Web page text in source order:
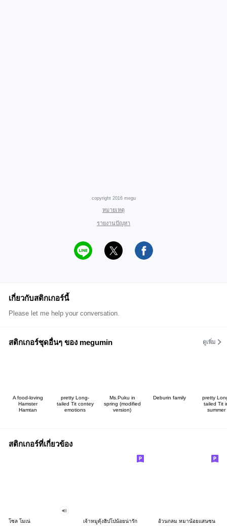
copyright 2016 megu
หมายเหตุ
รายงานปัญหา
เกี่ยวกับสติกเกอร์นี้
Please let me help your conversation.
สติกเกอร์ชุดอื่นๆ ของ megumin ดูเพิ่ม
A food-loving
Hamster
Hamtan
pretty Long-
tailed Tit contey
emotions
Ms.Puku in
spring (modified
version)
Deburin family
pretty
tailed Tit
summer
สติกเกอร์ที่เกี่ยวข้อง
โซล โมเน่ เจ้าหมูดุ้งฮิปโปน้อยน่ารัก อ้วนกลม หมาน้อยแสนซน